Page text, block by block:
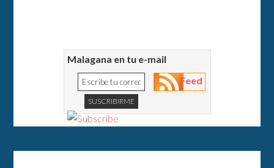
Malagana en tu e-mail
Feed